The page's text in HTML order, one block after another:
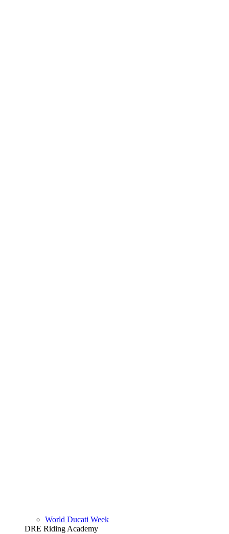
World Ducati Week
DRE Riding Academy